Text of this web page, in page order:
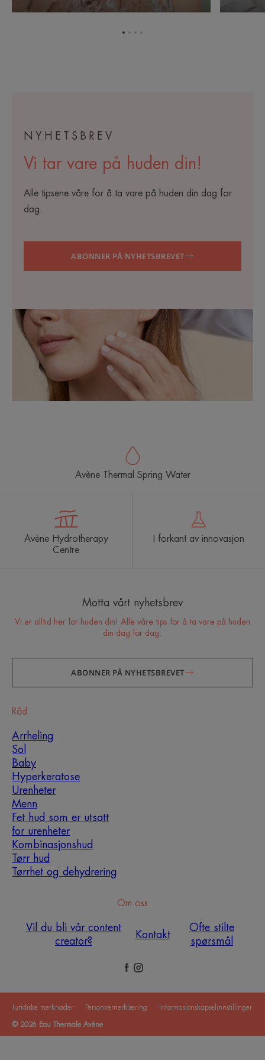
kreftbehandling
NYHETSBREV
Vi tar vare på huden din!
Alle tipsene våre for å ta vare på huden din dag for
dag.
ABONNER PÅ NYHETSBREVET
Avène Thermal Spring Water
Avène Hydrotherapy
Centre
I forkant av innovasjon
Motta vårt nyhetsbrev
Vi er alltid her for huden din! Alle våre tips for å ta vare på huden
din dag for dag.
ABONNER PÅ NYHETSBREVET
Råd
Arrheling
Sol
Baby
Hyperkeratose
Urenheter
Menn
Fet hud som er utsatt
for urenheter
Kombinasjonshud
Tørr hud
Tørrhet og dehydrering
Om oss
Vil du bli vår content
creator?
Kontakt
Ofte stilte
spørsmål
Juridiske merknader Personvernerklæring Informasjonskapselinnstillinger
© 2026 Eau Thermale Avène